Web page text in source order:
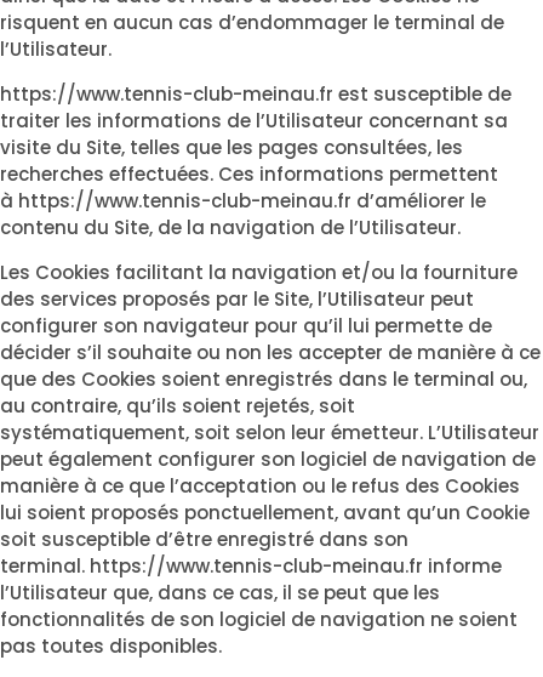
risquent en aucun cas d’endommager le terminal de
l’Utilisateur.
https://www.tennis-club-meinau.fr est susceptible de
traiter les informations de l’Utilisateur concernant sa
visite du Site, telles que les pages consultées, les
recherches effectuées. Ces informations permettent
à https://www.tennis-club-meinau.fr d’améliorer le
contenu du Site, de la navigation de l’Utilisateur.
Les Cookies facilitant la navigation et/ou la fourniture
des services proposés par le Site, l’Utilisateur peut
configurer son navigateur pour qu’il lui permette de
décider s’il souhaite ou non les accepter de manière à ce
que des Cookies soient enregistrés dans le terminal ou,
au contraire, qu’ils soient rejetés, soit
systématiquement, soit selon leur émetteur. L’Utilisateur
peut également configurer son logiciel de navigation de
manière à ce que l’acceptation ou le refus des Cookies
lui soient proposés ponctuellement, avant qu’un Cookie
soit susceptible d’être enregistré dans son
terminal. https://www.tennis-club-meinau.fr informe
l’Utilisateur que, dans ce cas, il se peut que les
fonctionnalités de son logiciel de navigation ne soient
pas toutes disponibles.